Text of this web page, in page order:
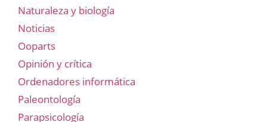
Naturaleza y biología
Noticias
Ooparts
Opinión y crítica
Ordenadores informática
Paleontología
Parapsicología